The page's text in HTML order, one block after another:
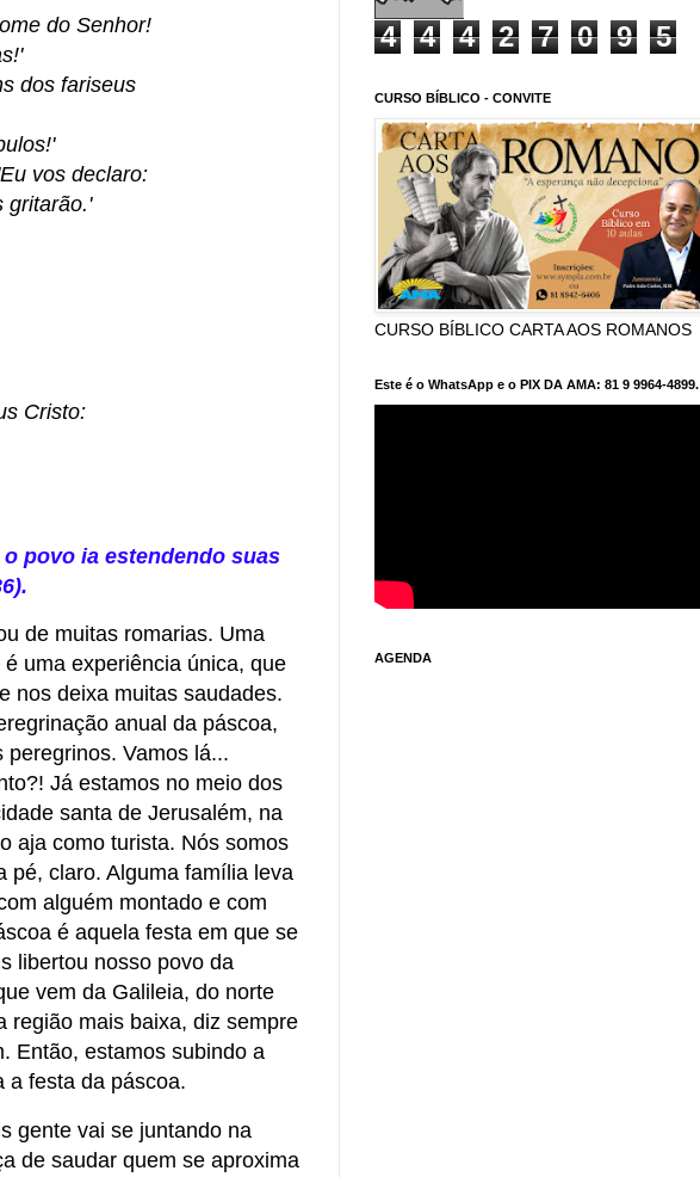
do Senhor!
dos fariseus
vos declaro:
gritarão.'
Cristo:
povo ia estendendo suas
de muitas romarias. Uma
uma experiência única, que
nos deixa muitas saudades.
anual da páscoa,
Vamos lá...
Já estamos no meio dos
santa de Jerusalém, na
aja como turista. Nós somos
pé, claro. Alguma família leva
alguém montado e com
é aquela festa em que se
libertou nosso povo da
vem da Galileia, do norte
região mais baixa, diz sempre
Então, estamos subindo a
a festa da páscoa.
gente vai se juntando na
de saudar quem se aproxima
4 4 4 2 7 0 9 5
CURSO BÍBLICO - CONVITE
CURSO BÍBLICO CARTA AOS ROMANOS
Este é o WhatsApp e o PIX DA AMA: 81 9 9964-4899.
AGENDA